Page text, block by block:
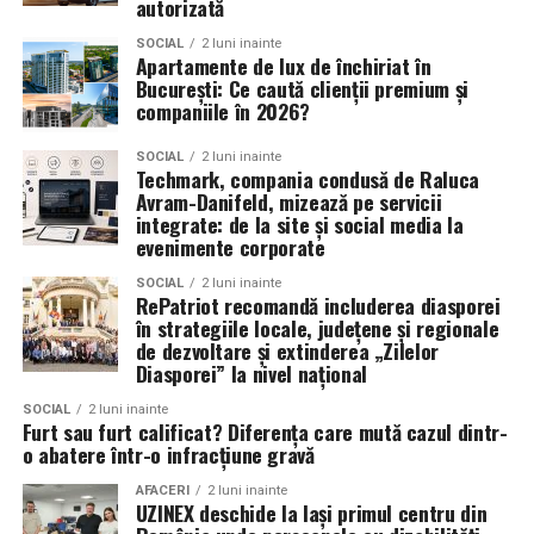
bucătării moderne sau clasice
dressing-uri și spații de depozitare
mobilier pentru living
birouri și spații comerciale
mobilier pentru dormitor
Fiecare proiect pornește de la măsurători precise și de la
o discuție detaliată cu clientul. Astfel, rezultatul final
reflectă atât nevoile funcționale, cât și stilul dorit.
Mobilierul realizat la comandă optimizează spațiul,
valorifică fiecare centimetru disponibil și creează un
ambient armonios.
De ce să alegi NCH Mob pentru
mobilier la comandă
protectie in timpul tranzitului digestiv.
Life Protect – complex antioxidanti pentru protectia
celulara si reducerea stresului oxidativ;
TMG (Trimethylglycine) – sustine functia hepatica
si metilarea celulara (reglarea chimica a activitatii
genelor);
Chanca Piedra – extract herbal pentru sanatatea
renala si digestiva;
Tribulus Terrestris – sprijina echilibrul hormonal si
performanta fizica;
L‑Tyrosine – aminoacid esential pentru
concentratie, buna dispozitie si gestionarea
stresului.
Toate aceste produse sunt fabricate in Romania,
la standarde internationale GMP, si se adreseaza
autorizată
SOCIAL 2 luni inainte
Apartamente de lux de închiriat în
București: Ce caută clienții premium și
companiile în 2026?
SOCIAL 2 luni inainte
Techmark, compania condusă de Raluca
Avram-Danifeld, mizează pe servicii
integrate: de la site și social media la
evenimente corporate
SOCIAL 2 luni inainte
RePatriot recomandă includerea diasporei
în strategiile locale, județene și regionale
de dezvoltare și extinderea „Zilelor
Diasporei” la nivel național
SOCIAL 2 luni inainte
Furt sau furt calificat? Diferența care mută cazul dintr-
o abatere într-o infracțiune gravă
AFACERI 2 luni inainte
UZINEX deschide la Iași primul centru din